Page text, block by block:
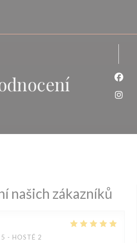
našich zákazníků
- HOSTÉ 2